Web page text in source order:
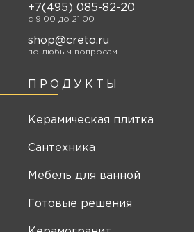
ПРОДУКТЫ
Керамическая плитка
Сантехника
Мебель для ванной
Готовые решения
+7(495) 085-82-20
c 9:00 до 21:00
shop@creto.ru
по любым вопросам